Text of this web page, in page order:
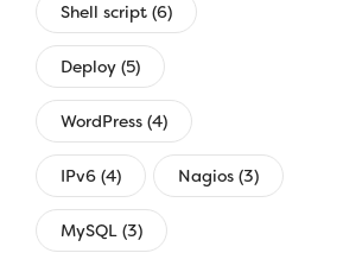
Shell script (6)
Deploy (5)
WordPress (4)
IPv6 (4) Nagios (3)
MySQL (3)